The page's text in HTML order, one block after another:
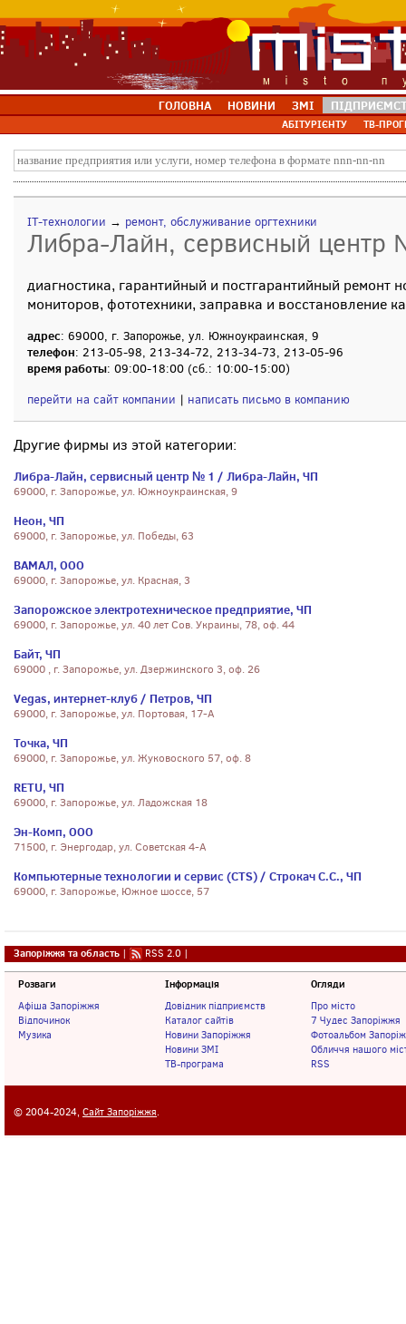
ГОЛОВНА НОВИНИ ЗМІ
АБІТУРІЄНТУ ТВ-
IT-технологии → ремонт, обслуживание оргтехники
Либра-Лайн, сервисный
диагностика, гарантийный и постгарантийный ремонт
мониторов, фототехники, заправка и восстановление
адрес: 69000, г. Запорожье, ул. Южноукраинская, 9
телефон: 213-05-98, 213-34-72, 213-34-73, 213-05-96
время работы: 09:00-18:00 (сб.: 10:00-15:00)
перейти на сайт компании | написать письмо в компанию
Другие фирмы из этой категории:
Либра-Лайн, сервисный центр № 1 / Либра-Лайн, ЧП
69000, г. Запорожье, ул. Южноукраинская, 9
Неон, ЧП
69000, г. Запорожье, ул. Победы, 63
ВАМАЛ, ООО
69000, г. Запорожье, ул. Красная, 3
Запорожское электротехническое предприятие, ЧП
69000, г. Запорожье, ул. 40 лет Сов. Украины, 78, оф. 44
Байт, ЧП
69000 , г. Запорожье, ул. Дзержинского 3, оф. 26
Vegas, интернет-клуб / Петров, ЧП
69000, г. Запорожье, ул. Портовая, 17-А
Точка, ЧП
69000, г. Запорожье, ул. Жуковоского 57, оф. 8
RETU, ЧП
69000, г. Запорожье, ул. Ладожская 18
Эн-Комп, ООО
71500, г. Энергодар, ул. Советская 4-А
Компьютерные технологии и сервис (CTS) / Строкач С.С., ЧП
69000, г. Запорожье, Южное шоссе, 57
Запоріжжя та область | RSS 2.0 |
Розваги
Афіша Запоріжжя
Відпочинок
Музика
Інформація
Довідник підприємств
Каталог сайтів
Новини Запоріжжя
Новини ЗМІ
ТВ-програма
Огляди
Про місто
7 Чудес Запоріжжя
Фотоальбом
Обличчя нашого
RSS
© 2004-2024, Сайт Запоріжжя.